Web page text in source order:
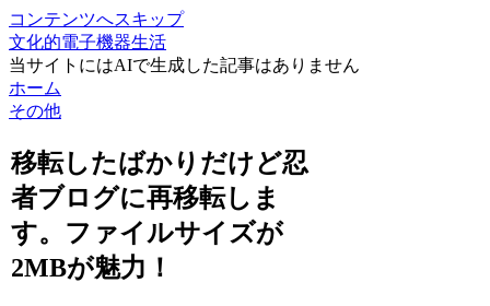
コンテンツへスキップ
文化的電子機器生活
当サイトにはAIで生成した記事はありません
ホーム
その他
移転したばかりだけど忍
者ブログに再移転しま
す。ファイルサイズが
2MBが魅力！